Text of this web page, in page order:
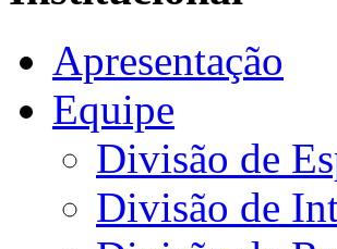
Apresentação
Equipe
Divisão de
Divisão de